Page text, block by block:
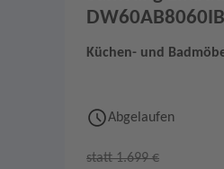
DW60AB8060IB
Küchen- und
Abgelaufen
statt 1.699 €